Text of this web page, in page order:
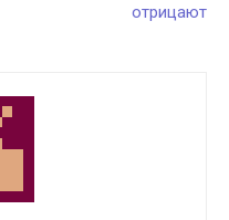
отрицают